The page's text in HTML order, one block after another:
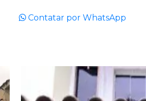
Contatar por WhatsApp